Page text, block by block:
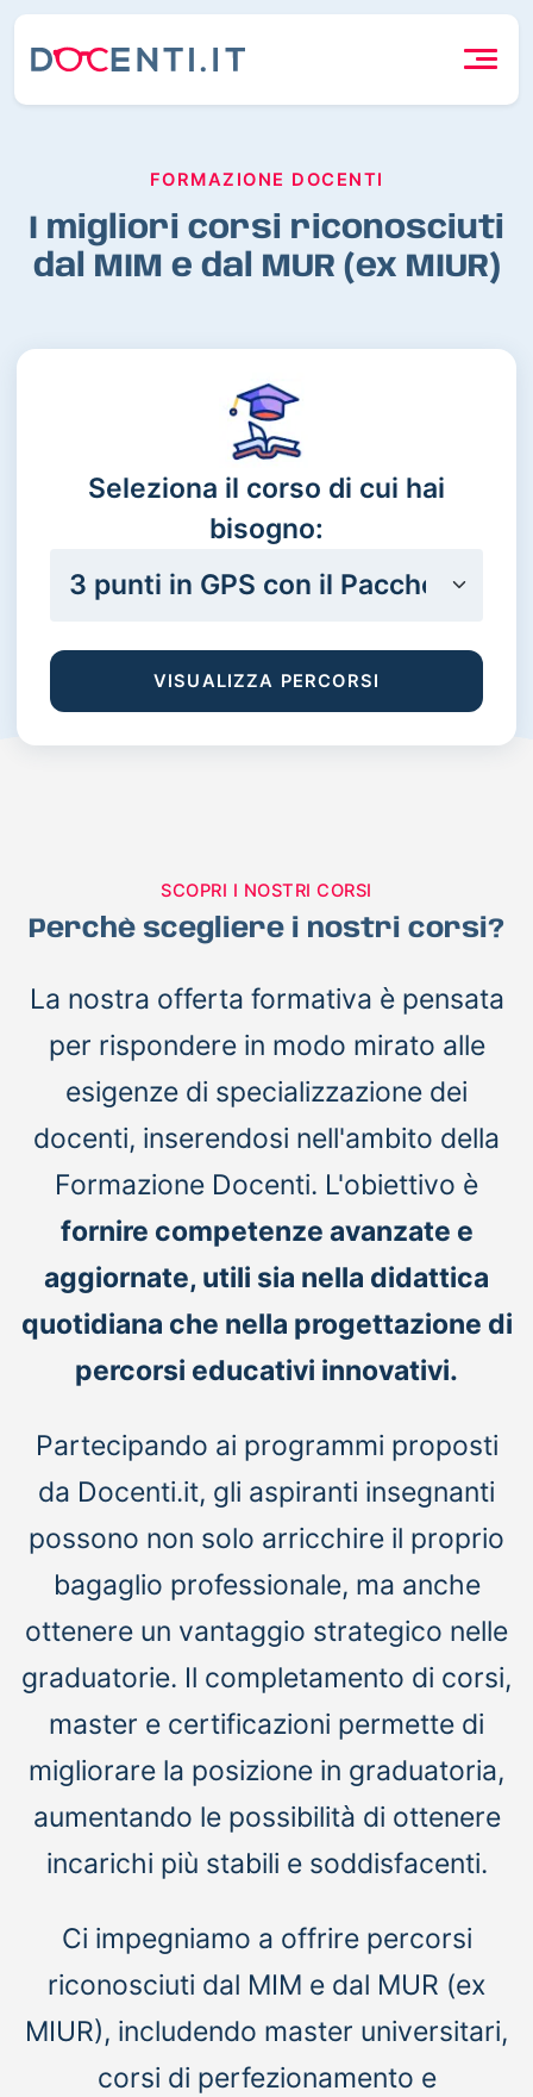
FORMAZIONE DOCENTI
I migliori corsi riconosciuti
dal MIM e dal MUR (ex MIUR)
Seleziona il corso di cui hai
bisogno:
VISUALIZZA PERCORSI
SCOPRI I NOSTRI CORSI
Perchè scegliere i nostri corsi?
La nostra offerta formativa è pensata
per rispondere in modo mirato alle
esigenze di specializzazione dei
docenti, inserendosi nell'ambito della
Formazione Docenti. L'obiettivo è
fornire competenze avanzate e
aggiornate, utili sia nella didattica
quotidiana che nella progettazione di
percorsi educativi innovativi.
Partecipando ai programmi proposti
da Docenti.it, gli aspiranti insegnanti
possono non solo arricchire il proprio
bagaglio professionale, ma anche
ottenere un vantaggio strategico nelle
graduatorie. Il completamento di corsi,
master e certificazioni permette di
migliorare la posizione in graduatoria,
aumentando le possibilità di ottenere
incarichi più stabili e soddisfacenti.
Ci impegniamo a offrire percorsi
riconosciuti dal MIM e dal MUR (ex
MIUR), includendo master universitari,
corsi di perfezionamento e